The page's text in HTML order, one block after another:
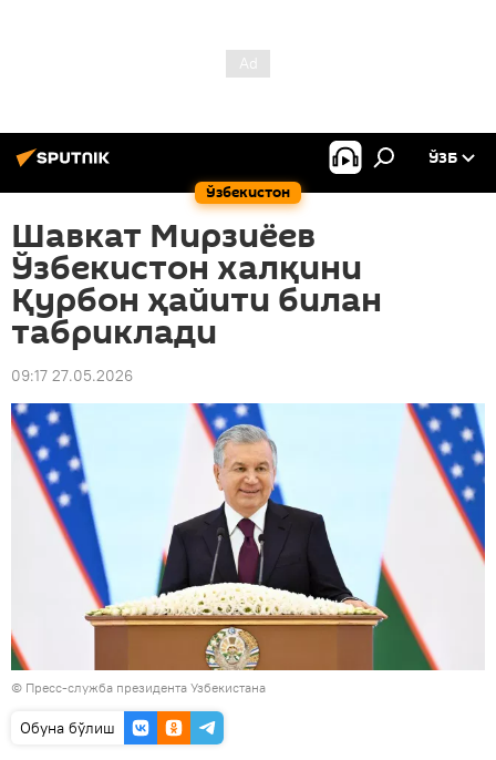
Ўзбекистон
ЎЗБ
Шавкат Мирзиёев
Ўзбекистон халқини
Қурбон ҳайити билан
табриклади
09:17 27.05.2026
© Пресс-служба президента Узбекистана
Oбуна бўлиш